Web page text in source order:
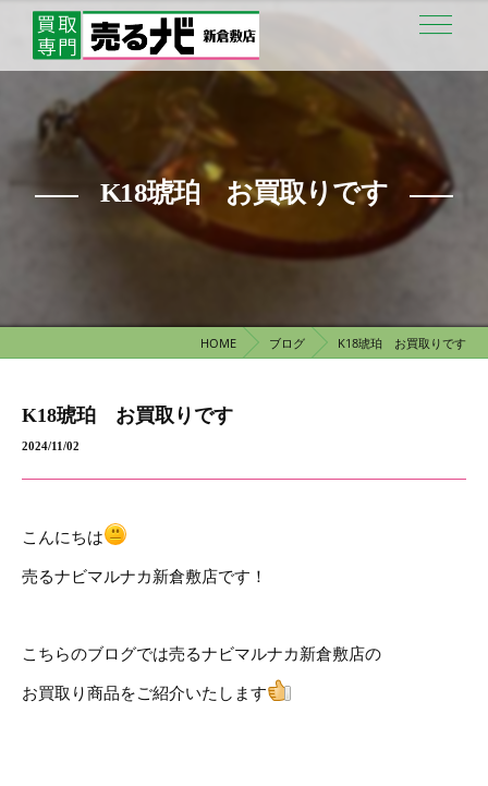
K18琥珀 お買取りです
HOME ブログ K18琥珀 お買取りです
K18琥珀 お買取りです
2024/11/02
こんにちは
売るナビマルナカ新倉敷店です！
こちらのブログでは売るナビマルナカ新倉敷店の
お買取り商品をご紹介いたします